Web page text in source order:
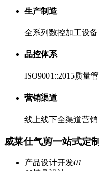
生产制造
全系列数控加工设
品控体系
ISO9001::2015质量
营销渠道
线上线下全渠道营
威莱仕气剪一站式定
产品设计开发01